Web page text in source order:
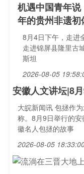
机遇中国青年
年的贵州非遗初
8月4日下午，走进
走进锦屏县隆里古
斯坦
2026-08-05
安徽人文讲坛|8
大皖新闻讯 包拯作
称。8月9日举行的
徽名人包拯的故事
2026-08-05